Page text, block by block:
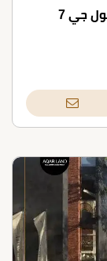
مكتب إداري للبيع بمساحة 90 متر في مول جي 7